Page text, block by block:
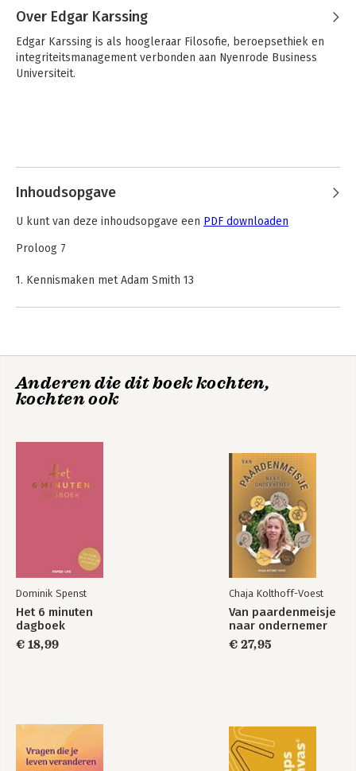
Over Edgar Karssing
Edgar Karssing is als hoogleraar Filosofie, beroepsethiek en
integriteitsmanagement verbonden aan Nyenrode Business
Universiteit.
Inhoudsopgave
U kunt van deze inhoudsopgave een PDF downloaden
Proloog 7
1. Kennismaken met Adam Smith 13
3. De Onpartijdige Toeschouwer 45
6. Het feilbare geweten 119
7. Moreel leren 145
Dankwoord en opdracht 167
Verantwoording 169
Anderen die dit boek kochten,
kochten ook
Dominik Spenst
Het 6 minuten
dagboek
€ 18,99
Chaja Kolthoff-Voest
Van paardenmeisje
naar ondernemer
€ 27,95